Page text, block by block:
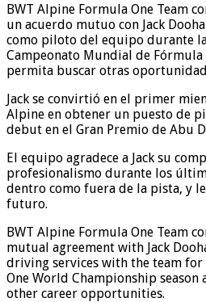
BWT Alpine Formula One Team
un acuerdo mutuo con Jack
como piloto del equipo durante
Campeonato Mundial de Fórmula
permita buscar otras
Jack se convirtió en el primer
Alpine en obtener un puesto de
debut en el Gran Premio de Abu
El equipo agradece a Jack su
profesionalismo durante los
dentro como fuera de la pista, y
futuro.
BWT Alpine Formula One Team
mutual agreement with Jack
driving services with the team for
One World Championship
other career opportunities.